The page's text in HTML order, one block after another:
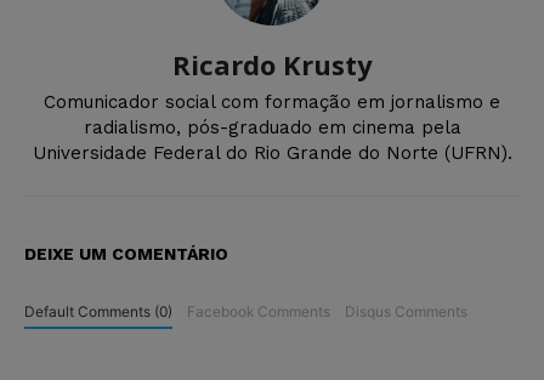
Ricardo Krusty
Comunicador social com formação em jornalismo e
radialismo, pós-graduado em cinema pela
Universidade Federal do Rio Grande do Norte (UFRN).
DEIXE UM COMENTÁRIO
Default Comments (0) Facebook Comments Disqus Comments